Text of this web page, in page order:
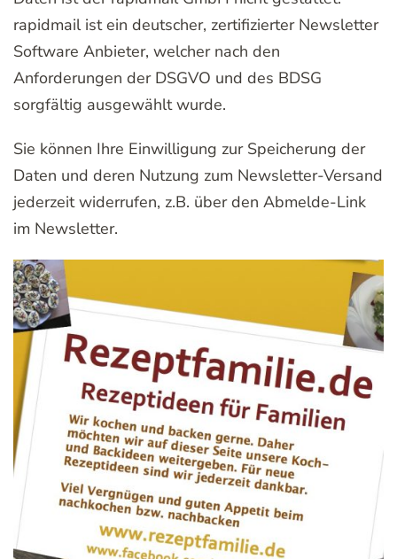
rapidmail ist ein deutscher, zertifizierter Newsletter
Software Anbieter, welcher nach den
Anforderungen der DSGVO und des BDSG
sorgfältig ausgewählt wurde.
Sie können Ihre Einwilligung zur Speicherung der
Daten und deren Nutzung zum Newsletter-Versand
jederzeit widerrufen, z.B. über den Abmelde-Link
im Newsletter.